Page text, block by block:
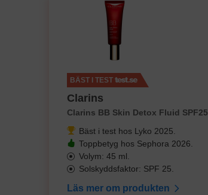
BÄST I TEST
Clarins
Clarins BB Skin Detox Fluid SPF25
Bäst i test hos Lyko 2025.
Toppbetyg hos Sephora 2026.
Volym: 45 ml.
Solskyddsfaktor: SPF 25.
Läs mer om produkten